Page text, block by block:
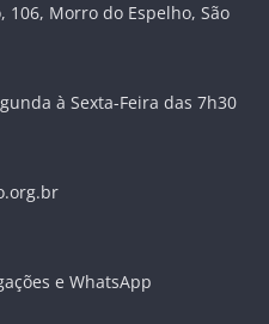
106, Morro do Espelho, São
à Sexta-Feira das 7h30
e WhatsApp